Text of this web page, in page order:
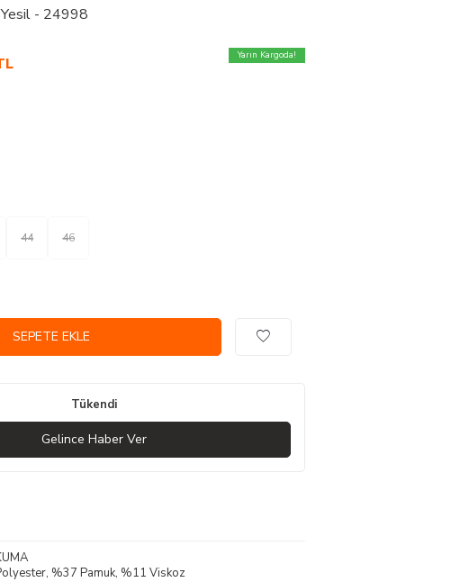
- 24998
Yarın Kargoda!
44 46
SEPETE EKLE
Tükendi
Gelince Haber Ver
%37 Pamuk, %11 Viskoz